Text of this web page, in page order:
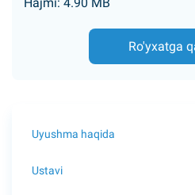
Ro'yxatga
Uyushma haqida
Ustavi